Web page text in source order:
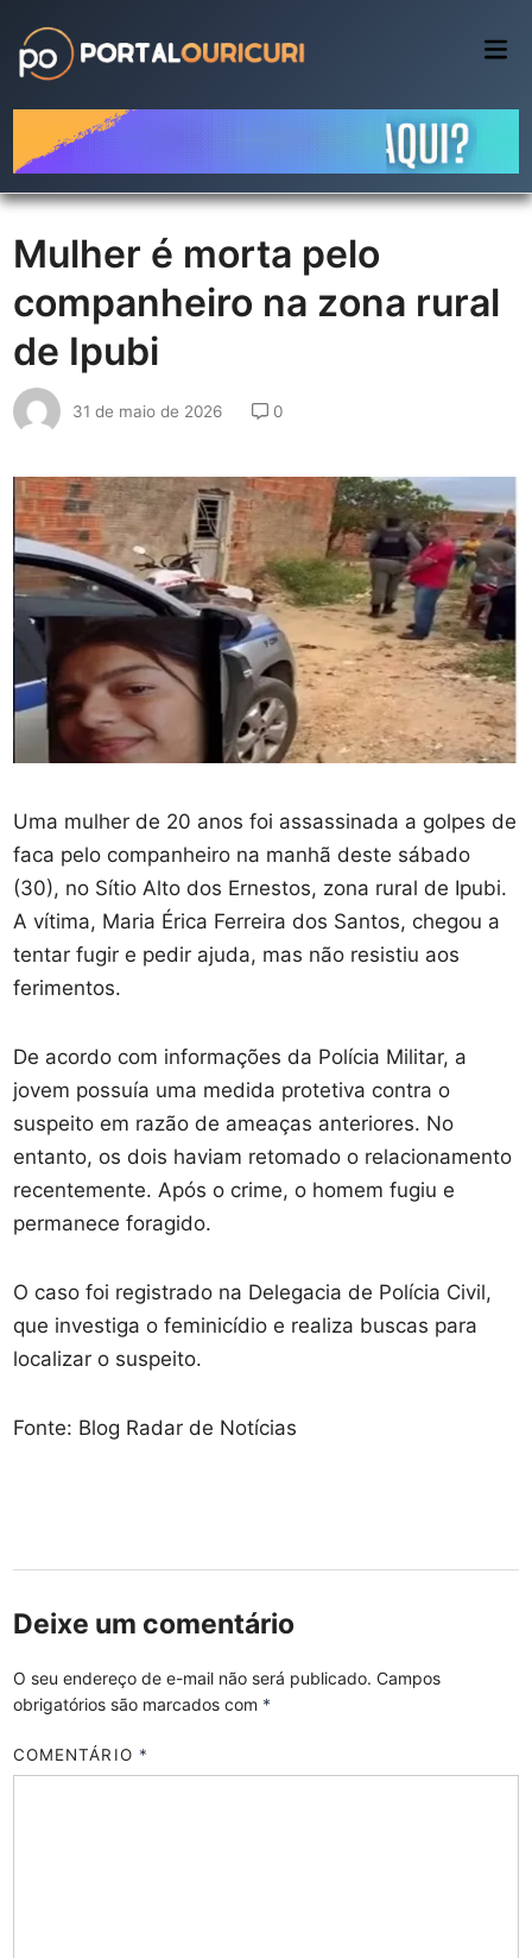
content
Mulher é morta pelo
companheiro na zona rural
de Ipubi
31 de maio de 2026 0
Uma mulher de 20 anos foi assassinada a golpes de
faca pelo companheiro na manhã deste sábado
(30), no Sítio Alto dos Ernestos, zona rural de Ipubi.
A vítima, Maria Érica Ferreira dos Santos, chegou a
tentar fugir e pedir ajuda, mas não resistiu aos
ferimentos.
De acordo com informações da Polícia Militar, a
jovem possuía uma medida protetiva contra o
suspeito em razão de ameaças anteriores. No
entanto, os dois haviam retomado o relacionamento
recentemente. Após o crime, o homem fugiu e
permanece foragido.
O caso foi registrado na Delegacia de Polícia Civil,
que investiga o feminicídio e realiza buscas para
localizar o suspeito.
Fonte: Blog Radar de Notícias
Deixe um comentário
O seu endereço de e-mail não será publicado. Campos
obrigatórios são marcados com *
COMENTÁRIO *